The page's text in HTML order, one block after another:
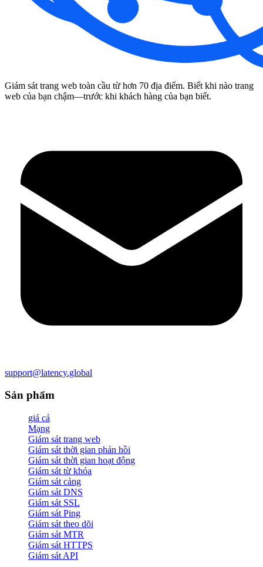
Giám sát trang web toàn cầu từ hơn 70 địa điểm. Biết khi nào trang
web của bạn chậm—trước khi khách hàng của bạn biết.
support@latency.global
Sản phẩm
giá cả
Mạng
Giám sát trang web
Giám sát thời gian phản hồi
Giám sát thời gian hoạt động
Giám sát từ khóa
Giám sát cảng
Giám sát DNS
Giám sát SSL
Giám sát Ping
Giám sát theo dõi
Giám sát MTR
Giám sát HTTPS
Giám sát API